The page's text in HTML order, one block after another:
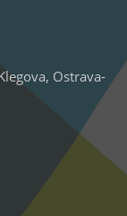
Ostrava-